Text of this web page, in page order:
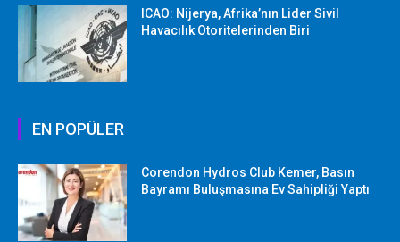
ICAO: Nijerya, Afrika’nın Lider Sivil
Havacılık Otoritelerinden Biri
EN POPÜLER
Corendon Hydros Club Kemer, Basın
Bayramı Buluşmasına Ev Sahipliği Yaptı